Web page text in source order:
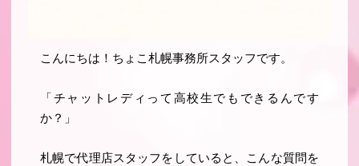
こんにちは！ちょこ札幌事務所スタッフです。
「チャットレディって高校生でもできるんです
か？」
札幌で代理店スタッフをしていると、こんな質問を